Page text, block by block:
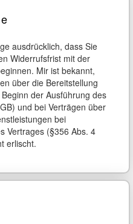
ausdrücklich, dass Sie
Widerrufsfrist mit der
Mir ist bekannt,
über die Bereitstellung
der Ausführung des
und bei Verträgen über
bei
Vertrages (§356 Abs. 4
erlischt.